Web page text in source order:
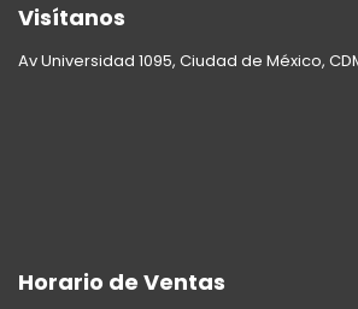
Visítanos
Av Universidad 1095, Ciudad de México,
Horario de Ventas